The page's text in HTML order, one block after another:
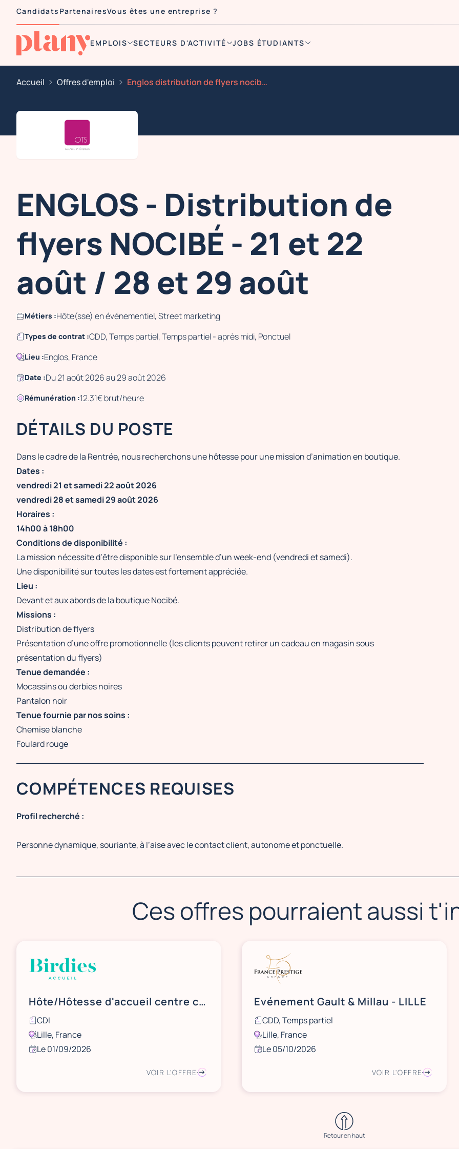
Candidats PartenairesVous êtes une entreprise ?
EMPLOIS SECTEURS D'ACTIVITÉ JOBS ÉTUDIANTS
Accueil Offres d'emploi Englos distribution de flyers nocibe 21 et 22 aout 28
ENGLOS - Distribution de
flyers NOCIBÉ - 21 et 22
août / 28 et 29 août
Métiers :Hôte(sse) en événementiel, Street marketing
Types de contrat :CDD, Temps partiel, Temps partiel - après midi, Ponctuel
Lieu :Englos, France
Date :Du 21 août 2026 au 29 août 2026
Rémunération :12.31€ brut/heure
DÉTAILS DU POSTE
Dans le cadre de la Rentrée, nous recherchons une hôtesse pour une mission d’animation en boutique.
Dates :
vendredi 21 et samedi 22 août 2026
vendredi 28 et samedi 29 août 2026
Horaires :
14h00 à 18h00
Conditions de disponibilité :
La mission nécessite d’être disponible sur l’ensemble d’un week-end (vendredi et samedi).
Une disponibilité sur toutes les dates est fortement appréciée.
Lieu :
Devant et aux abords de la boutique Nocibé.
Missions :
Distribution de flyers
Présentation d’une offre promotionnelle (les clients peuvent retirer un cadeau en magasin sous
présentation du flyers)
Tenue demandée :
Mocassins ou derbies noires
Pantalon noir
Tenue fournie par nos soins :
Chemise blanche
Foulard rouge
COMPÉTENCES REQUISES
Profil recherché :
Personne dynamique, souriante, à l’aise avec le contact client, autonome et ponctuelle.
Ces offres pourraient aussi
Hôte/Hôtesse d'accueil centre commercial Lillenium
CDI
Lille, France
Le 01/09/2026
VOIR L'OFFRE
Evénement Gault & Millau - LILLE
CDD, Temps partiel
Lille, France
Le 05/10/2026
VOIR L'OFFRE
Retour en haut